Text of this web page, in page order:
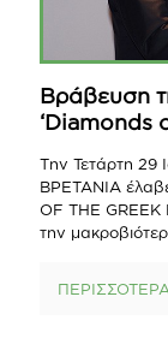
Βράβευση
‘Diamonds
Tην Τετάρτη 29
ΒΡΕΤΑΝΙΑ
OF THE GREEK
την
ΠΕΡΙΣΣΟΤΕΡΑ